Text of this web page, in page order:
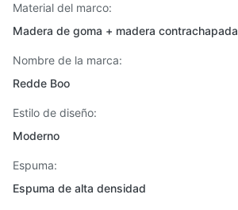
Material del marco:
Madera de goma + madera contrachapada
Nombre de la marca:
Redde Boo
Estilo de diseño:
Moderno
Espuma:
Espuma de alta densidad